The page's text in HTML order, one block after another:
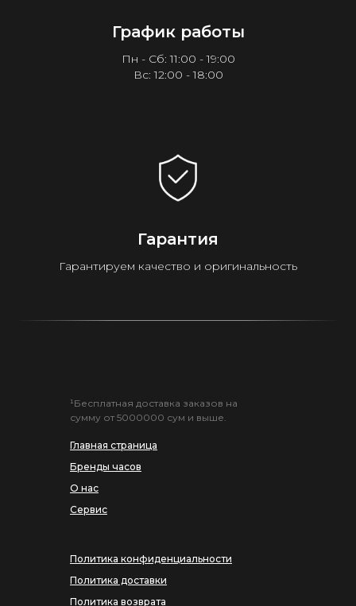
График работы
Пн - Сб: 11:00 - 19:00
Вс: 12:00 - 18:00
Гарантия
Гарантируем качество и оригинальность
Главная страница
Бренды часов
О нас
Сервис
¹Бесплатная доставка заказов на
сумму от 5000000 сум и выше.
Политика конфиденциальности
Политика доставки
Политика возврата